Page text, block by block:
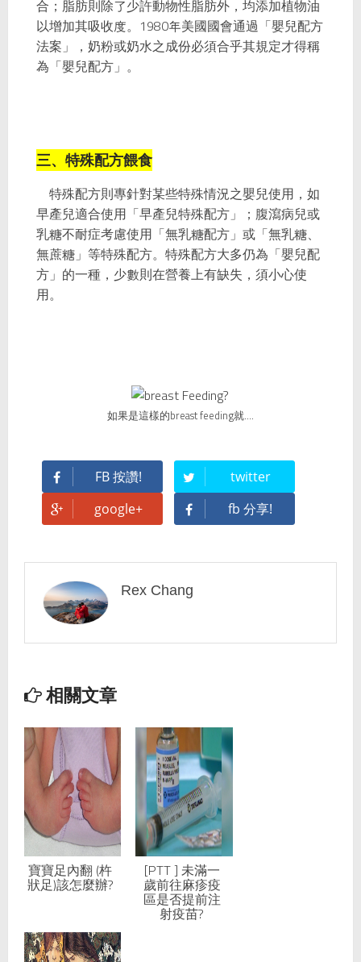
合；脂肪則除了少許動物性脂肪外，均添加植物油
以增加其吸收度。1980年美國國會通過「嬰兒配方
法案」，奶粉或奶水之成份必須合乎其規定才得稱
為「嬰兒配方」。
三、特殊配方餵食
特殊配方則專針對某些特殊情況之嬰兒使用，如
早產兒適合使用「早產兒特殊配方」；腹瀉病兒或
乳糖不耐症考慮使用「無乳糖配方」或「無乳糖、
無蔗糖」等特殊配方。特殊配方大多仍為「嬰兒配
方」的一種，少數則在營養上有缺失，須小心使
用。
如果是這樣的breast feeding就....
FB 按讚!
twitter
google+
fb 分享!
Rex Chang
相關文章
寶寶足內翻 (杵
狀足)該怎麼辦?
[PTT ] 未滿一
歲前往麻疹疫
區是否提前注
射疫苗?